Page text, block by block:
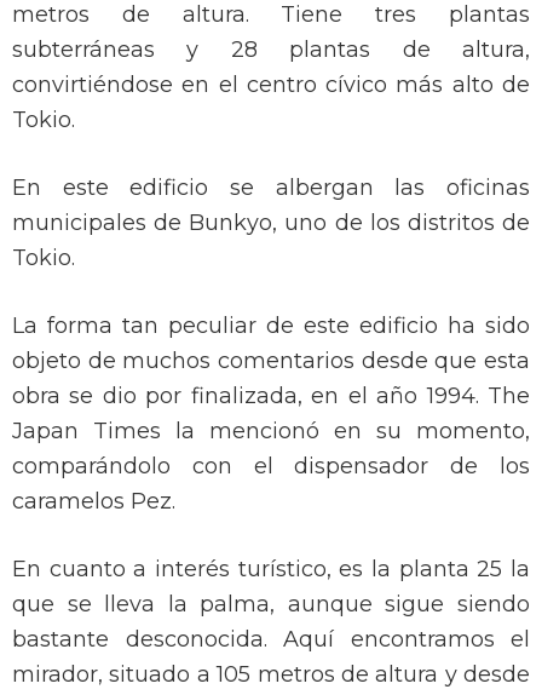
metros de altura. Tiene tres plantas
subterráneas y 28 plantas de altura,
convirtiéndose en el centro cívico más alto de
Tokio.
En este edificio se albergan las oficinas
municipales de Bunkyo, uno de los distritos de
Tokio.
La forma tan peculiar de este edificio ha sido
objeto de muchos comentarios desde que esta
obra se dio por finalizada, en el año 1994. The
Japan Times la mencionó en su momento,
comparándolo con el dispensador de los
caramelos Pez.
En cuanto a interés turístico, es la planta 25 la
que se lleva la palma, aunque sigue siendo
bastante desconocida. Aquí encontramos el
mirador, situado a 105 metros de altura y desde